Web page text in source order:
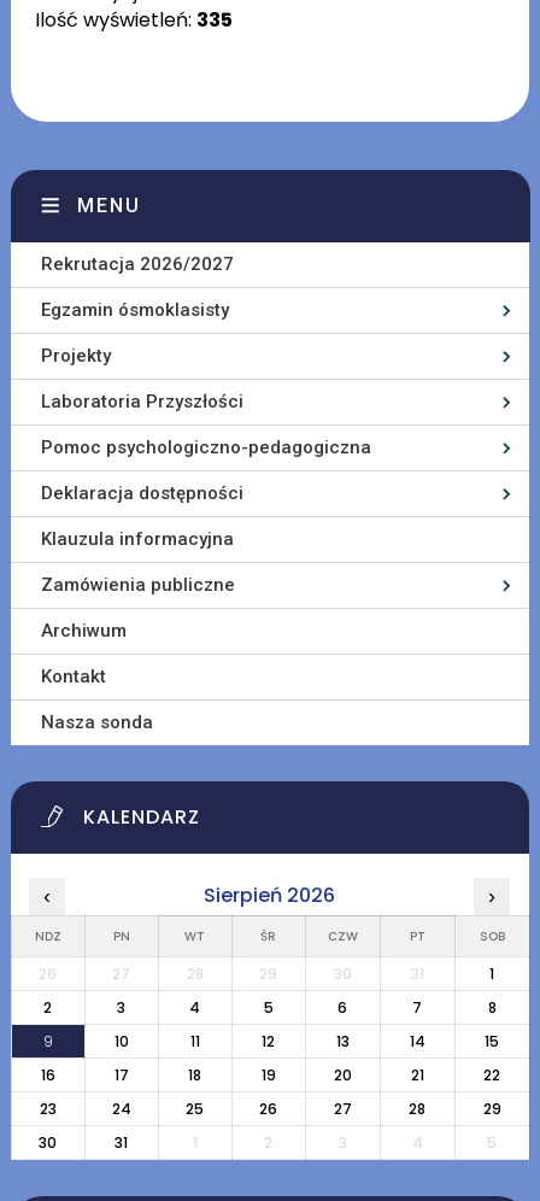
Ilość wyświetleń: 335
MENU
Rekrutacja 2026/2027
Egzamin ósmoklasisty
Projekty
Laboratoria Przyszłości
Pomoc psychologiczno-pedagogiczna
Deklaracja dostępności
Klauzula informacyjna
Zamówienia publiczne
Archiwum
Kontakt
Nasza sonda
KALENDARZ
‹ Sierpień 2026 ›
NDZ PN WT ŚR CZW PT SOB
26 27 28 29 30 31
1
2
3 4 5 6 7
8
9
10 11 12 13 14
15
16
17 18 19 20 21
22
23
24 25 26 27 28
29
30
31 1 2 3 4 5